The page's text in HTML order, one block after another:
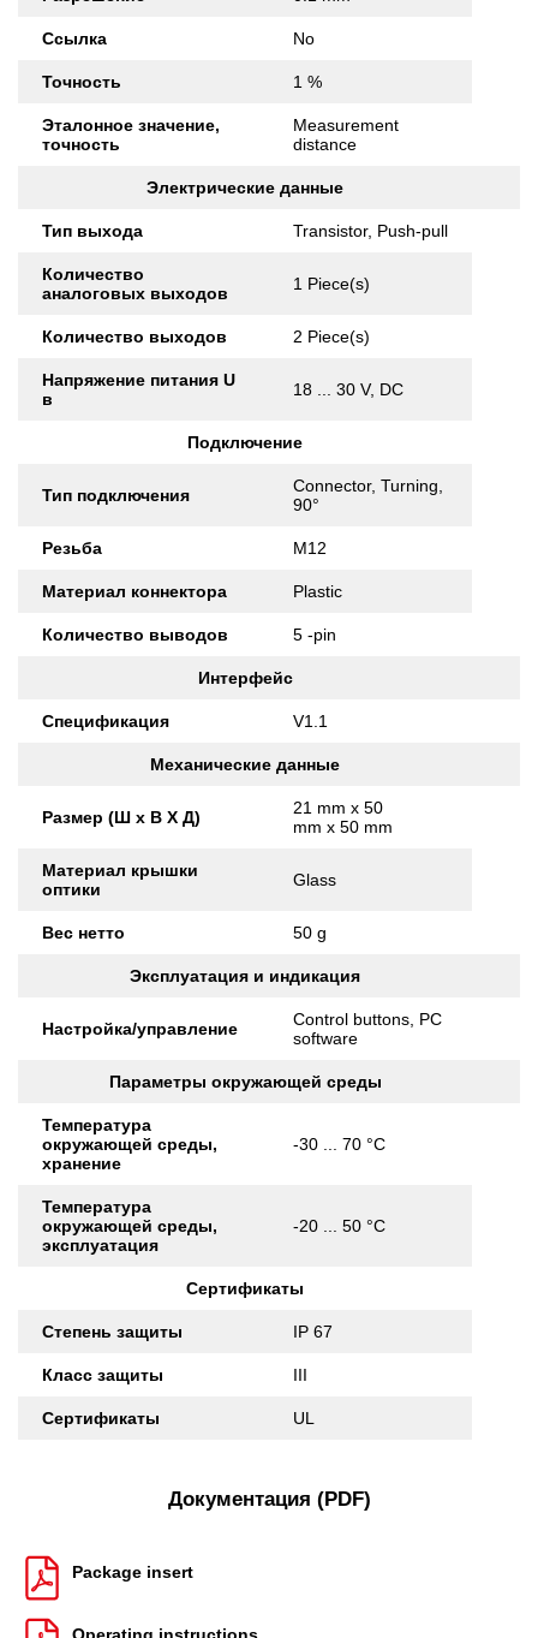
Ссылка No
Точность 1 %
Эталонное значение,
точность
Measurement
distance
Электрические данные
Тип выхода Transistor, Push-pull
Количество
аналоговых выходов
1 Piece(s)
Количество выходов 2 Piece(s)
Напряжение питания U
в
18 ... 30 V, DC
Подключение
Тип подключения
Connector, Turning,
90°
Резьба M12
Материал коннектора Plastic
Количество выводов 5 -pin
Интерфейс
Спецификация V1.1
Механические данные
Размер (Ш x В X Д)
21 mm x 50
mm x 50 mm
Материал крышки
оптики
Glass
Вес нетто 50 g
Эксплуатация и индикация
Настройка/управление
Control buttons, PC
software
Параметры окружающей среды
Температура
окружающей среды,
хранение
-30 ... 70 °C
Температура
окружающей среды,
эксплуатация
-20 ... 50 °C
Сертификаты
Степень защиты IP 67
Класс защиты III
Сертификаты UL
Документация (PDF)
Package insert